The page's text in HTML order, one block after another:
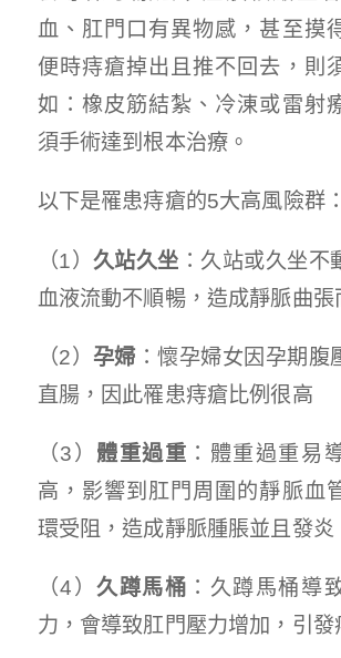
血、肛門口有異物感，甚至摸
便時痔瘡掉出且推不回去，則
如：橡皮筋結紮、冷涷或雷射
須手術達到根本治療。
以下是罹患痔瘡的5大高風險群：
（1） 久站久坐 ：久站或久坐不
血液流動不順暢，造成靜脈曲張
（2） 孕婦 ：懷孕婦女因孕期腹
直腸，因此罹患痔瘡比例很高
（3） 體重過重 ：體重過重易
高，影響到肛門周圍的靜脈血
環受阻，造成靜脈腫脹並且發炎
（4）久蹲馬桶 ：久蹲馬桶導
力，會導致肛門壓力增加，引發